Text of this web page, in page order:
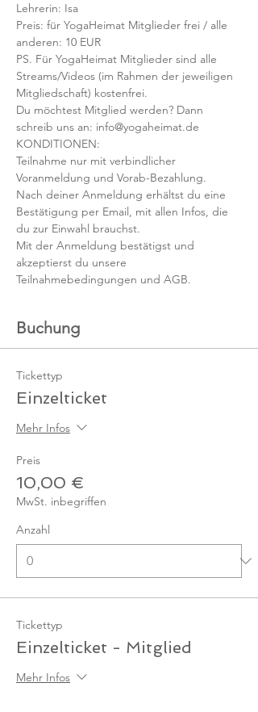
Lehrerin: Isa
Preis: für YogaHeimat Mitglieder frei / alle
anderen: 10 EUR
PS. Für YogaHeimat Mitglieder sind alle
Streams/Videos (im Rahmen der jeweiligen
Mitgliedschaft) kostenfrei.
Du möchtest Mitglied werden? Dann
schreib uns an: info@yogaheimat.de
KONDITIONEN:
Teilnahme nur mit verbindlicher
Voranmeldung und Vorab-Bezahlung.
Nach deiner Anmeldung erhältst du eine
Bestätigung per Email, mit allen Infos, die
du zur Einwahl brauchst.
Mit der Anmeldung bestätigst und
akzeptierst du unsere
Teilnahmebedingungen und AGB.
Buchung
Tickettyp
Einzelticket
Mehr Infos
Preis
10,00 €
MwSt. inbegriffen
Anzahl
Tickettyp
Einzelticket - Mitglied
Mehr Infos